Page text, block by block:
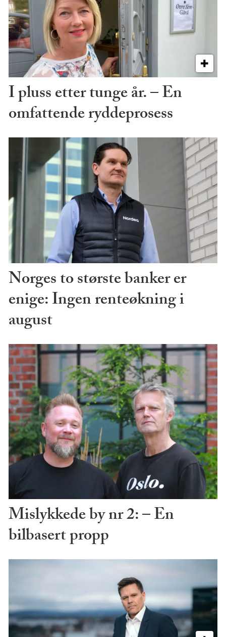
I pluss etter tunge år. – En
omfattende ryddeprosess
Norges to største banker er
enige: Ingen renteøkning i
august
Mislykkede by nr 2: – En
bilbasert propp